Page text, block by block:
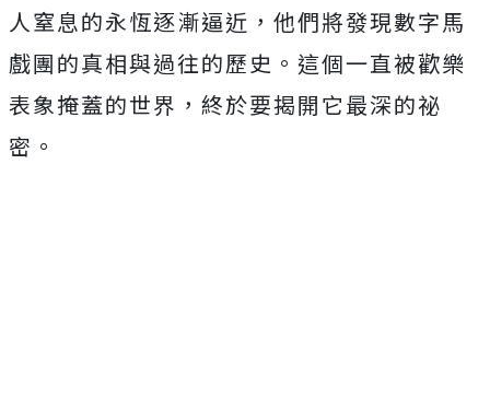
人窒息的永恆逐漸逼近， 他們將發現數字馬
戲團的真相與過往的歷史。 這個一直被歡樂
表象掩蓋的世界，終於要揭開它最深的祕
密。